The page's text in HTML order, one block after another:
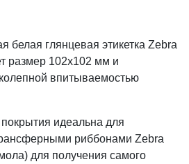
белая глянцевая этикетка Zebra
размер 102x102 мм и
впитываемостью
идеальна для
риббонами Zebra
для получения самого